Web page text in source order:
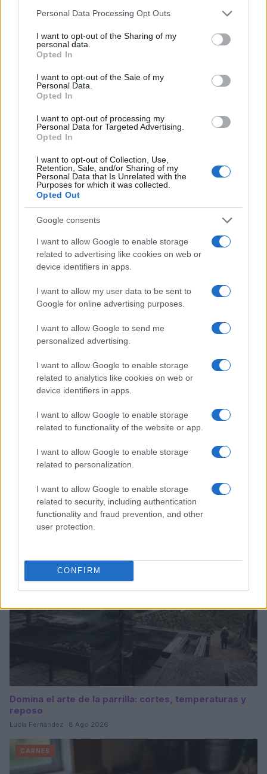
Please note that this website/app uses one or more Google
not limited to your visit or usage behaviour. You may click to
grant or deny consent to Google and its third-party tags to
use your data for below specified purposes in below Google
consent section.
Personal Data Processing Opt Outs
I want to opt-out of the Sharing of my
personal data.
Opted In
I want to opt-out of the Sale of my
Personal Data.
Opted In
I want to opt-out of processing my
Personal Data for Targeted Advertising.
Opted In
I want to opt-out of Collection, Use,
Retention, Sale, and/or Sharing of my
Personal Data that Is Unrelated with the
Purposes for which it was collected.
Opted Out
Google consents
I want to allow Google to enable storage
related to advertising like cookies on web or
device identifiers in apps.
I want to allow my user data to be sent to
Google for online advertising purposes.
I want to allow Google to send me
personalized advertising.
I want to allow Google to enable storage
related to analytics like cookies on web or
device identifiers in apps.
I want to allow Google to enable storage
related to functionality of the website or app.
I want to allow Google to enable storage
related to personalization.
I want to allow Google to enable storage
related to security, including authentication
functionality and fraud prevention, and other
user protection.
CONFIRM
parrilla perfectamente cocinadas, jugosas y con
prácticas, se puede asegurar la seguridad
alimentaria y la calidad del plato, satisfaciendo
incluso a los paladares más exigentes.
AUTOR
Lucía Fernández
Lucía Fernández cubre la escena
gastronómica española y latinoamericana:
nuevas aperturas, tendencias, perfiles de
chefs y cocina de mercado.
Sigue leyendo
Domina el arte de la parrilla: cortes, temperaturas y
reposo
Lucía Fernández · 8 Ago 2026
CARNES